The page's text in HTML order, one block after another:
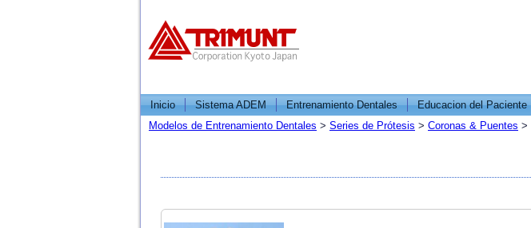
Inicio
Sistema ADEM Entrenamiento Dentales Educacion del Paciente
Modelos de Entrenamiento Dentales > Series de Prótesis > Coronas & Puentes >